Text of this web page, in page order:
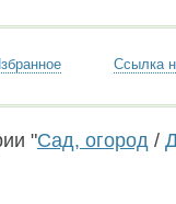
Ссылка
"Сад, огород /